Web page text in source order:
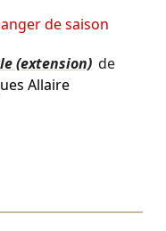
de saison
(extension) de
Allaire